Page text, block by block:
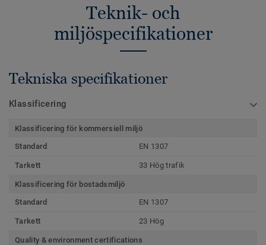
Teknik- och
miljöspecifikationer
Tekniska specifikationer
Klassificering
Klassificering för kommersiell miljö
Standard
EN 1307
Tarkett 33 Hög trafik
Klassificering för bostadsmiljö
Standard
EN 1307
Tarkett 23 Hög
Quality & environment certifications